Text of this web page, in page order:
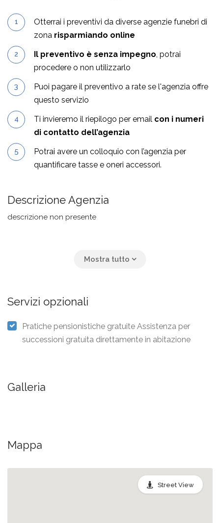
Otterrai i preventivi da diverse agenzie funebri di
zona risparmiando online
Il preventivo è senza impegno, potrai
procedere o non utilizzarlo
Puoi pagare il preventivo a rate se l'agenzia offre
questo servizio
Ti invieremo il riepilogo per email con i numeri
di contatto dell’agenzia
Potrai avere un colloquio con l’agenzia per
quantificare tasse e oneri accessori.
Descrizione Agenzia
descrizione non presente
Servizi opzionali
Pratiche pensionistiche gratuite Assistenza per
successioni gratuita direttamente in abitazione
Galleria
Mappa
Street View